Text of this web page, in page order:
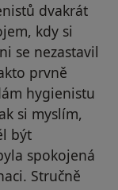
dvakrát
kdy si
se nezastavil
prvně
hygienistu
si myslím,
být
spokojená
Stručně